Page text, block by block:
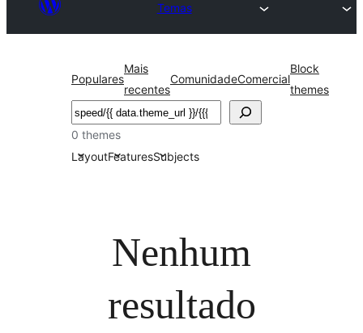
Temas
Populares
Mais
recentes
ComunidadeComercial
Block
themes
Pesquisar
0 themes
LayoutFeaturesSubjects
Nenhum
resultado